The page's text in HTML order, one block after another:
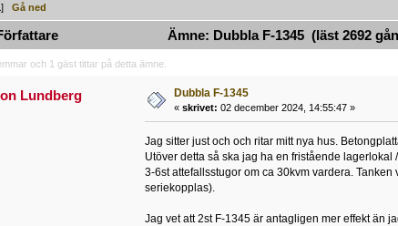
]Gå ned
Ämne: Dubbla F-1345 (läst 2692
och 1 gäst tittar på detta ämne.
Lundberg Dubbla F-1345
« skrivet: 02 december 2024, 14:55:47 »
Jag sitter just och och ritar mitt nya hus.
Utöver detta så ska jag ha en fristående
3-6st attefallsstugor om ca 30kvm vardera.
seriekopplas).
Jag vet att 2st F-1345 är antagligen mer effekt än